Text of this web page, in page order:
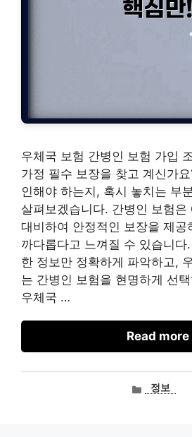
우체국 보험 간병인 보험 가입
가정 필수 보장을 찾고 계신가
인해야 하는지, 혹시 놓치는 부
살펴보겠습니다. 간병인 보험은
대비하여 안정적인 보장을 제공
까다롭다고 느껴질 수 있습니다
한 정보만 정확하게 파악하고,
는 간병인 보험을 현명하게 선
우체국 …
Read more
카정보